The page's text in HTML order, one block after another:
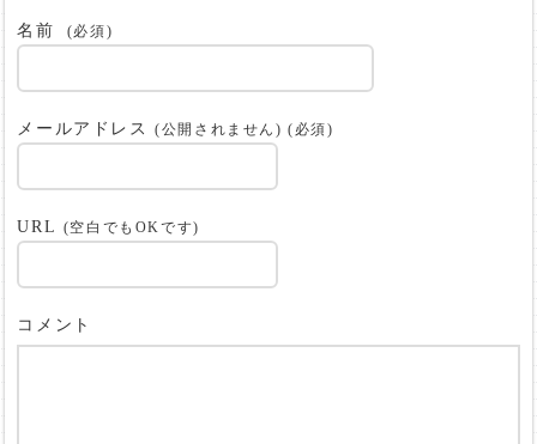
名前 (必須)
メールアドレス(公開されません) (必須)
URL (空白でもOKです)
コメント